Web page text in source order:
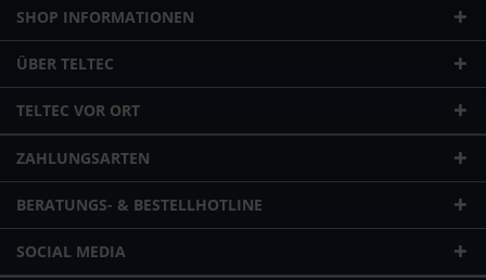
SHOP INFORMATIONEN
ÜBER TELTEC
TELTEC VOR ORT
ZAHLUNGSARTEN
BERATUNGS- & BESTELLHOTLINE
SOCIAL MEDIA